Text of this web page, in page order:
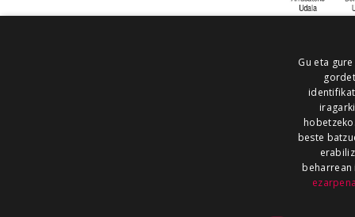
ALEA
Gu eta
hobetzeko.
beste